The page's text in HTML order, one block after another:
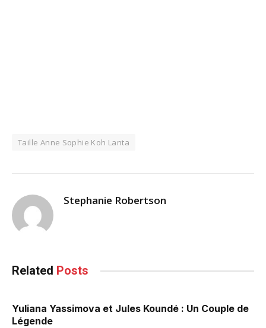
Taille Anne Sophie Koh Lanta
Stephanie Robertson
Related Posts
Yuliana Yassimova et Jules Koundé : Un Couple de
Légende